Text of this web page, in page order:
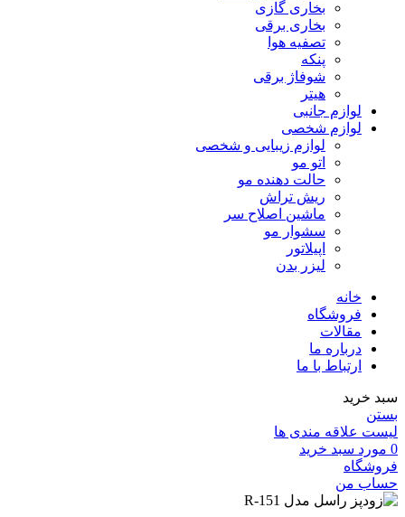
بخاری گازی
بخاری برقی
تصفیه هوا
پنکه
شوفاژ برقی
هیتر
لوازم جانبی
لوازم شخصی
لوازم زیبایی و شخصی
اتو مو
حالت دهنده مو
ریش تراش
ماشین اصلاح سر
سشوار مو
اپیلاتور
لیزر بدن
خانه
فروشگاه
مقالات
درباره ما
ارتباط با ما
سبد خرید
بستن
لیست علاقه مندی ها
0 مورد سبد خرید
فروشگاه
حساب من